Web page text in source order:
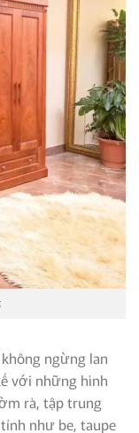
ngừng lan
với những hình
rà, tập trung
như be, taupe